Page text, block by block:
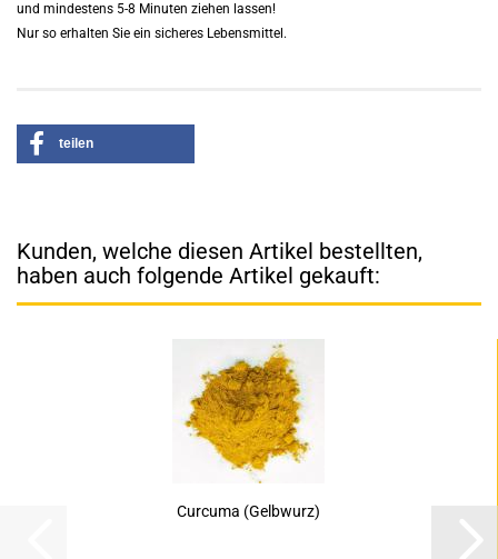
​und mindestens 5-8 Minuten ziehen lassen!
Nur so erhalten Sie ein sicheres Lebensmittel.
teilen
Kunden, welche diesen Artikel bestellten,
haben auch folgende Artikel gekauft:
Curcuma (Gelbwurz)